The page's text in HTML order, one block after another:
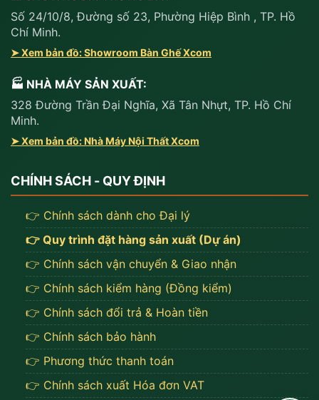
Số 24/10/8, Đường số 23, Phường Hiệp Bình , TP. Hồ
Chí Minh.
➤ Xem bản đồ: Showroom Bàn Ghế Xcom
🏭 NHÀ MÁY SẢN XUẤT:
328 Đường Trần Đại Nghĩa, Xã Tân Nhựt, TP. Hồ Chí
Minh.
➤ Xem bản đồ: Nhà Máy Nội Thất Xcom
CHÍNH SÁCH - QUY ĐỊNH
👉 Chính sách dành cho Đại lý
👉 Quy trình đặt hàng sản xuất (Dự án)
👉 Chính sách vận chuyển & Giao nhận
👉 Chính sách kiểm hàng (Đồng kiểm)
👉 Chính sách đổi trả & Hoàn tiền
👉 Chính sách bảo hành
👉 Phương thức thanh toán
👉 Chính sách xuất Hóa đơn VAT